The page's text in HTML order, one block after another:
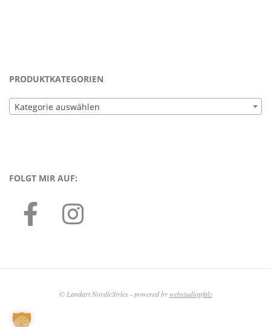
PRODUKTKATEGORIEN
Kategorie auswählen
FOLGT MIR AUF:
© Landart NordicStyles - powered bywebstudiopfalz